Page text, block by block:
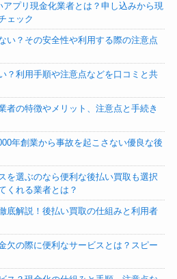
アプリ現金化業者とは？申し込みから現
ェック
い？その安全性や利用する際の注意点
？利用手順や注意点などを口コミと共
者の特徴やメリット、注意点と手続き
年創業から事故を起こさない優良な後
を選ぶのなら便利な後払い買取も選択
くれる業者とは？
底解説！後払い買取の仕組みと利用者
欠の際に便利なサービスとは？スピー